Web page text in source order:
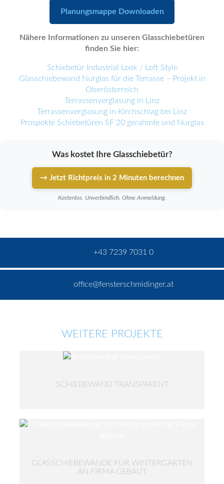
Planungsmappe Downloaden
Nähere Informationen zu unseren Glasschiebetüren
finden Sie hier:
Schiebetür Industrial Look / Loft Style
Glasschiebewand Nurglas für die Terrasse – Projekt in
Oberösterreich
Terrassenverglasung in Linz
Terrassenverglasung in Kirchschlag bei Linz
Prospekte Schiebetüren SF 20 gerahmte und Nurglas
Was kostet Ihre Glasschiebetür?
→ Jetzt Richtpreis in 2 Minuten berechnen
Kostenlos. Unverbindlich. Ohne Anmeldung.
+43 7239 7031 0
office@fensterschmidinger.at
WEITERE PROJEKTE
SCHIEBEWAND TRANSPARENT
GLASSCHIEBEWÄNDE FÜR WINTERGARTEN
AN FIRMA GEBAUT